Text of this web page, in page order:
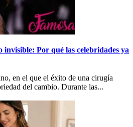
Por qué las celebridades ya
en el que el éxito de una cirugía
del cambio. Durante las...